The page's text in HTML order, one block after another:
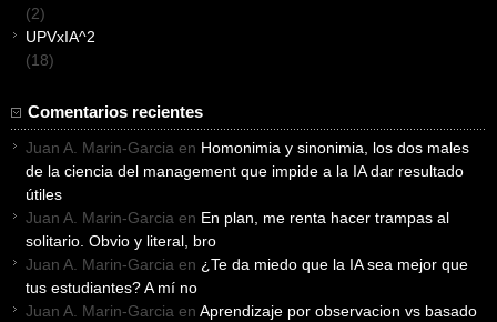
(2)
UPVxIA^2
(18)
Comentarios recientes
Juan A. Marin-Garcia en Homonimia y sinonimia, los dos males
de la ciencia del management que impide a la IA dar resultado
útiles
Juan A. Marin-Garcia en En plan, me renta hacer trampas al
solitario. Obvio y literal, bro
Juan A. Marin-Garcia en ¿Te da miedo que la IA sea mejor que
tus estudiantes? A mí no
Juan A. Marin-Garcia en Aprendizaje por observacion vs basado